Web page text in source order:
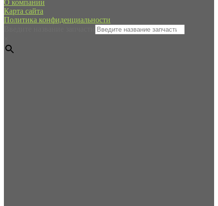
О компании
Карта сайта
Политика конфиденциальности